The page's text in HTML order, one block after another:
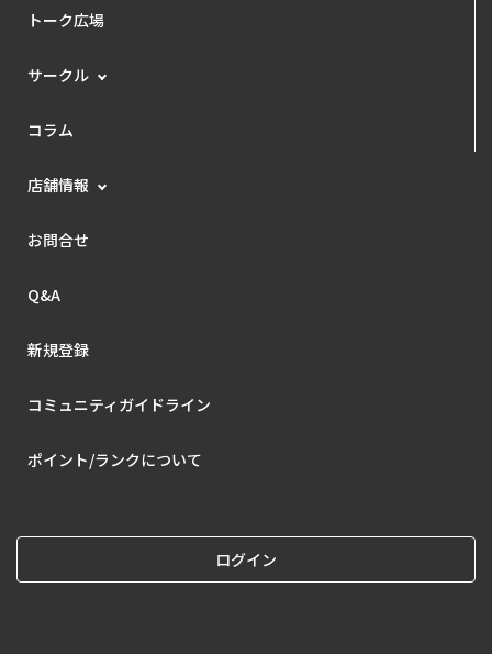
トーク広場
サークル
コラム
店舗情報
お問合せ
Q&A
新規登録
コミュニティガイドライン
ポイント/ランクについて
ログイン